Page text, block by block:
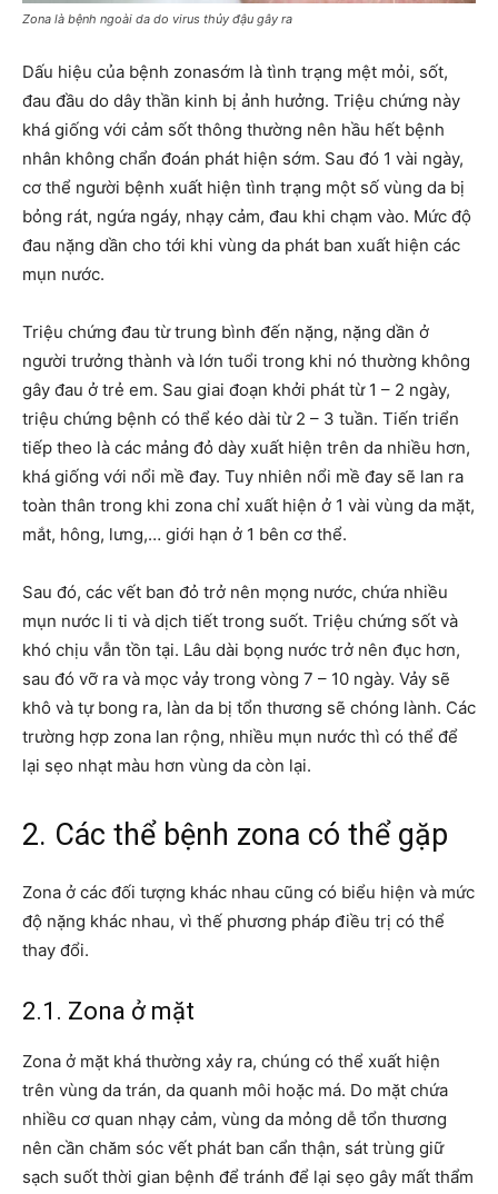
Zona là bệnh ngoài da do virus thủy đậu gây ra
Dấu hiệu của bệnh zonasớm là tình trạng mệt mỏi, sốt,
đau đầu do dây thần kinh bị ảnh hưởng. Triệu chứng này
khá giống với cảm sốt thông thường nên hầu hết bệnh
nhân không chẩn đoán phát hiện sớm. Sau đó 1 vài ngày,
cơ thể người bệnh xuất hiện tình trạng một số vùng da bị
bỏng rát, ngứa ngáy, nhạy cảm, đau khi chạm vào. Mức độ
đau nặng dần cho tới khi vùng da phát ban xuất hiện các
mụn nước.
Triệu chứng đau từ trung bình đến nặng, nặng dần ở
người trưởng thành và lớn tuổi trong khi nó thường không
gây đau ở trẻ em. Sau giai đoạn khởi phát từ 1 – 2 ngày,
triệu chứng bệnh có thể kéo dài từ 2 – 3 tuần. Tiến triển
tiếp theo là các mảng đỏ dày xuất hiện trên da nhiều hơn,
khá giống với nổi mề đay. Tuy nhiên nổi mề đay sẽ lan ra
toàn thân trong khi zona chỉ xuất hiện ở 1 vài vùng da mặt,
mắt, hông, lưng,… giới hạn ở 1 bên cơ thể.
Sau đó, các vết ban đỏ trở nên mọng nước, chứa nhiều
mụn nước li ti và dịch tiết trong suốt. Triệu chứng sốt và
khó chịu vẫn tồn tại. Lâu dài bọng nước trở nên đục hơn,
sau đó vỡ ra và mọc vảy trong vòng 7 – 10 ngày. Vảy sẽ
khô và tự bong ra, làn da bị tổn thương sẽ chóng lành. Các
trường hợp zona lan rộng, nhiều mụn nước thì có thể để
lại sẹo nhạt màu hơn vùng da còn lại.
2. Các thể bệnh zona có thể gặp
Zona ở các đối tượng khác nhau cũng có biểu hiện và mức
độ nặng khác nhau, vì thế phương pháp điều trị có thể
thay đổi.
2.1. Zona ở mặt
Zona ở mặt khá thường xảy ra, chúng có thể xuất hiện
trên vùng da trán, da quanh môi hoặc má. Do mặt chứa
nhiều cơ quan nhạy cảm, vùng da mỏng dễ tổn thương
nên cần chăm sóc vết phát ban cẩn thận, sát trùng giữ
sạch suốt thời gian bệnh để tránh để lại sẹo gây mất thẩm